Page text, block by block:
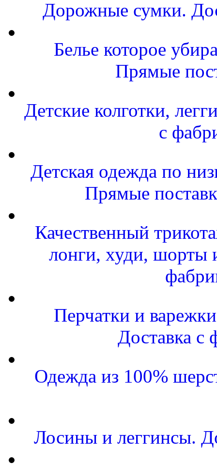
Дорожные сумки.
Белье которое
Прямые
Детские колготки,
с
Детская одежда по
Прямые
Качественный
лонги, худи, шорты
Перчатки и
Доставка с
Одежда из 100%
Лосины и леггинсы.